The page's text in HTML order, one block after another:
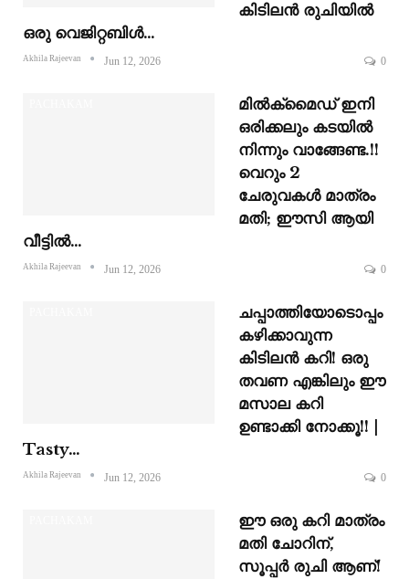
കിടിലൻ രുചിയിൽ
ഒരു വെജിറ്റബിൾ…
Akhila Rajeevan Jun 12, 2026 0
മിൽക്‌മൈഡ് ഇനി
ഒരിക്കലും കടയിൽ
നിന്നും വാങ്ങേണ്ട.!!
വെറും 2
ചേരുവകൾ മാത്രം
മതി; ഈസി ആയി
വീട്ടിൽ…
Akhila Rajeevan Jun 12, 2026 0
ചപ്പാത്തിയോടൊപ്പം
കഴിക്കാവുന്ന
കിടിലൻ കറി! ഒരു
തവണ എങ്കിലും ഈ
മസാല കറി
ഉണ്ടാക്കി നോക്കൂ!! |
Tasty…
Akhila Rajeevan Jun 12, 2026 0
ഈ ഒരു കറി മാത്രം
മതി ചോറിന്,
സൂപ്പർ രുചി ആണ്‌!